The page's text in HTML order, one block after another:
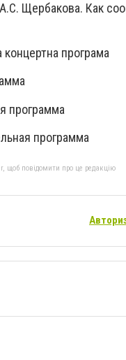
Щербакова. Как
програма
программа
программа
щоб повідомити про це редакцію